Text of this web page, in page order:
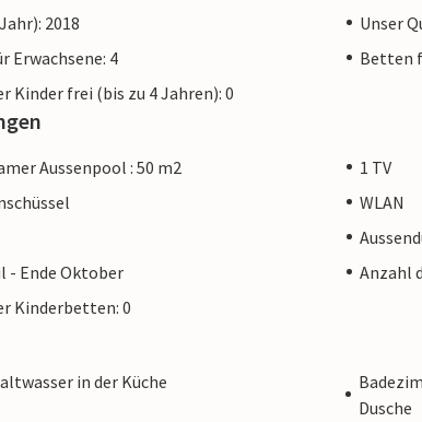
2018
Unser
Erwachsene: 4
Betten
Kinder frei (bis zu 4 Jahren): 0
Aussenpool : 50 m2
1 TV
WLAN
- Ende Oktober
Anzahl
Kinderbetten: 0
in der Küche
Dusche